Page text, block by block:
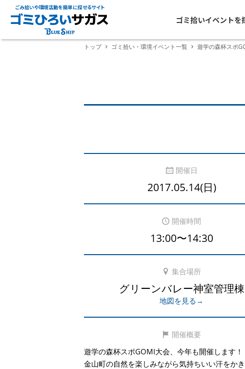
ごみ拾いや環境活動を簡単に探せるサイト
ゴミ拾いイベントを
トップ ゴミ拾い・環境イベント一覧 遊学の森杯スポ
開催日
2017.05.14(日)
開催時間
13:00〜14:30
集合場所
グリーンバレー神室管理棟
地図を見る→
開催概要
遊学の森杯スポGOMI大会、今年も開催します！
金山町の自然を楽しみながら気持ちいい汗をか